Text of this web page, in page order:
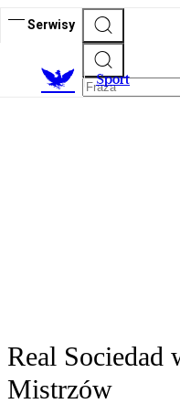
Serwisy
Sport
Real Sociedad
Mistrzów